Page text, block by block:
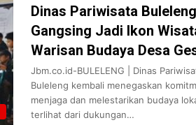
Dinas Pariwisata
Gangsing Jadi Ikon
Warisan Budaya Desa
Jbm.co.id-BULELENG | Dinas
Buleleng kembali menegaskan
menjaga dan melestarikan budaya
terlihat dari dukungan…